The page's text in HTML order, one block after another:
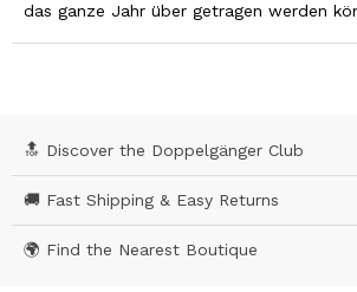
das ganze Jahr über getragen werden
🔝 Discover the Doppelgänger Club
🚚 Fast Shipping & Easy Returns
🌍 Find the Nearest Boutique